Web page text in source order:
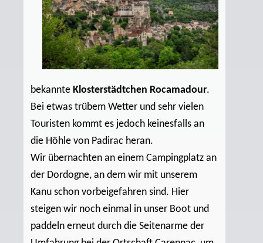
bekannte Klosterstädtchen Rocamadour.
Bei etwas trübem Wetter und sehr vielen
Touristen kommt es jedoch keinesfalls an
die Höhle von Padirac heran.
Wir übernachten an einem Campingplatz an
der Dordogne, an dem wir mit unserem
Kanu schon vorbeigefahren sind. Hier
steigen wir noch einmal in unser Boot und
paddeln erneut durch die Seitenarme der